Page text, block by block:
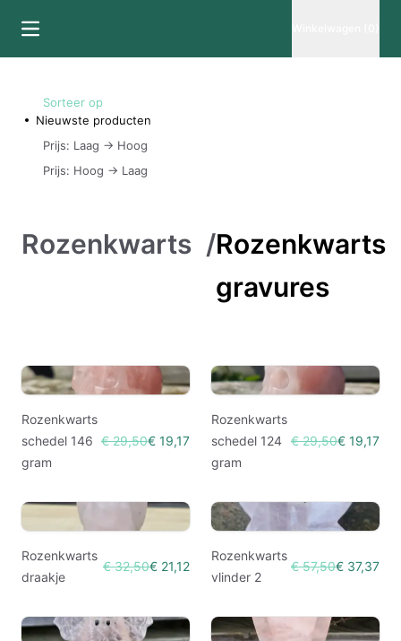
Sorteer op
Nieuwste producten
Prijs: Laag -> Hoog
Prijs: Hoog -> Laag
Rozenkwarts /Rozenkwarts
gravures
Rozenkwarts
schedel 146
gram
€ 29,50€ 19,17
Rozenkwarts
schedel 124
gram
€ 29,50€ 19,17
Rozenkwarts
draakje
€ 32,50€ 21,12
Rozenkwarts
vlinder 2
€ 57,50€ 37,37